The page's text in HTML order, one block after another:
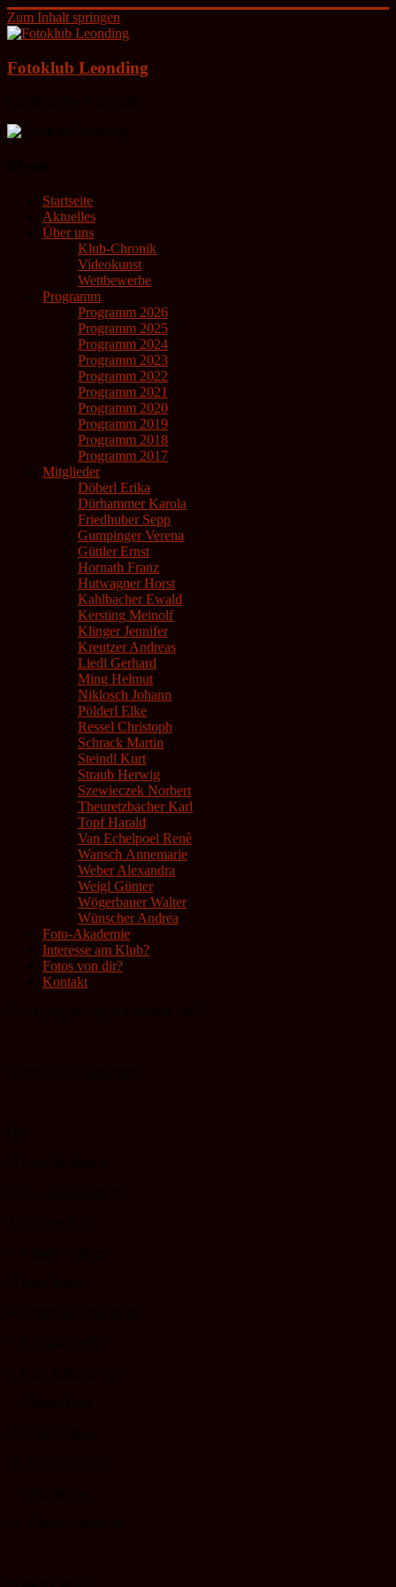
Zum Inhalt springen
Fotoklub Leonding
Startseite
Aktuelles
Über uns
Klub-Chronik
Videokunst
Wettbewerbe
Programm
Programm 2026
Programm 2025
Programm 2024
Programm 2023
Programm 2022
Programm 2021
Programm 2020
Programm 2019
Programm 2018
Programm 2017
Mitglieder
Döberl Erika
Dürhammer Karola
Friedhuber Sepp
Gumpinger Verena
Güttler Ernst
Hornath Franz
Hutwagner Horst
Kahlbacher Ewald
Kersting Meinolf
Klinger Jennifer
Kreutzer Andreas
Liedl Gerhard
Ming Helmut
Niklosch Johann
Pölderl Elke
Ressel Christoph
Schrack Martin
Steindl Kurt
Straub Herwig
Szewieczek Norbert
Theuretzbacher Karl
Topf Harald
Van Echelpoel Renè
Wansch Annemarie
Weber Alexandra
Weigl Günter
Wögerbauer Walter
Wünscher Andrea
Foto-Akademie
Interesse am Klub?
Fotos von dir?
Kontakt